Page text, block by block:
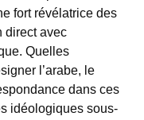
fort révélatrice des
direct avec
Quelles
l’arabe, le
dans ces
idéologiques sous-